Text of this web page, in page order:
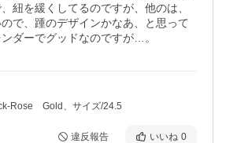
紐を緩くしてるのですが、他のは、
で、踵のデザインかなあ、と思って
ダーでグッドなのですが…。
Rose Gold、サイズ/24.5
違反報告 いいね 0